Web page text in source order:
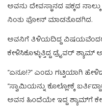
ಅವನು ದೇವಸ್ಥಾನದ ಪಕ್ಕದ
ನಿಂತು ಫೋನ್‌ ಮಾಡತೊಡಗಿದ.
ಅವನಿಗೆ ತಿಳಿಯದಿದ್ದ ವಿಷಯವೆಂದರೆ
ಕೇಳಿಸಿಕೊಳ್ಳುತ್ತಿದ್ದ ಡ್ರೈವರ್‌
“ಏನೂ!?” ಎಂದು ಗಟ್ಟಿಯಾಗಿ
“ಸ್ವಾಮಿಯನ್ನು ಕೊಲ್ಲೋಕ್ಕೆ
ಅವನ ಹಿಂದೆಯೇ ಇದ್ದ ಶ್ಯಾಮ್‌ಗೆ